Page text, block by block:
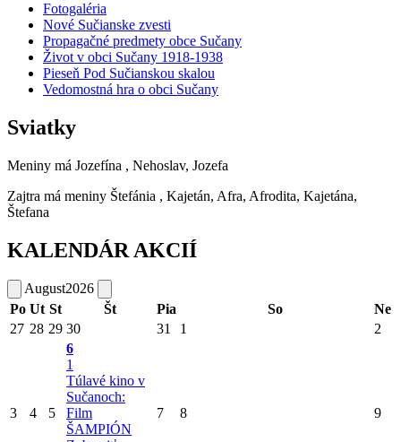
Fotogaléria
Nové Sučianske zvesti
Propagačné predmety obce Sučany
Život v obci Sučany 1918-1938
Pieseň Pod Sučianskou skalou
Vedomostná hra o obci Sučany
Sviatky
Meniny má Jozefína , Nehoslav, Jozefa
Zajtra má meniny Štefánia , Kajetán, Afra, Afrodita, Kajetána,
Štefana
KALENDÁR AKCIÍ
August2026
Po Ut St Št Pia So
Ne
27 28 29 30 31 1 2
3 4 5
6
1
Túlavé kino v
Sučanoch:
Film
ŠAMPIÓN
7 8 9